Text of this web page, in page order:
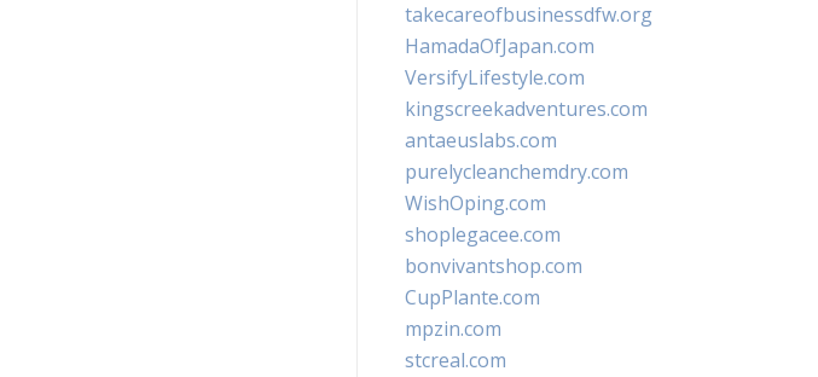
takecareofbusinessdfw.org
HamadaOfJapan.com
VersifyLifestyle.com
kingscreekadventures.com
antaeuslabs.com
purelycleanchemdry.com
WishOping.com
shoplegacee.com
bonvivantshop.com
CupPlante.com
mpzin.com
stcreal.com